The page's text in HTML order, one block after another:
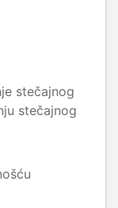
stečajnog
stečajnog